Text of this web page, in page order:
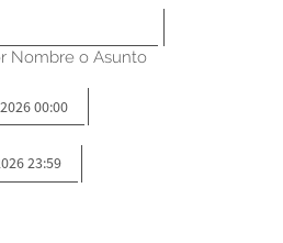
Nombre o Asunto